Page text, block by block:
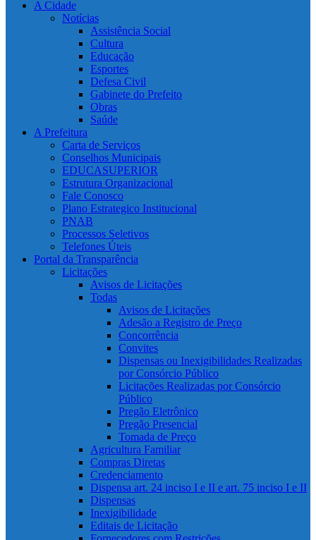
A Cidade
Notícias
Assistência Social
Cultura
Educação
Esportes
Defesa Civil
Gabinete do Prefeito
Obras
Saúde
A Prefeitura
Carta de Serviços
Conselhos Municipais
EDUCASUPERIOR
Estrutura Organizacional
Fale Conosco
Plano Estrategico Institucional
PNAB
Processos Seletivos
Telefones Úteis
Portal da Transparência
Licitações
Avisos de Licitações
Todas
Avisos de Licitações
Adesão a Registro de Preço
Concorrência
Convites
Dispensas ou Inexigibilidades Realizadas
por Consórcio Público
Licitações Realizadas por Consórcio
Público
Pregão Eletrônico
Pregão Presencial
Tomada de Preço
Agricultura Familiar
Compras Diretas
Credenciamento
Dispensa art. 24 inciso I e II e art. 75 inciso I e II
Dispensas
Inexigibilidade
Editais de Licitação